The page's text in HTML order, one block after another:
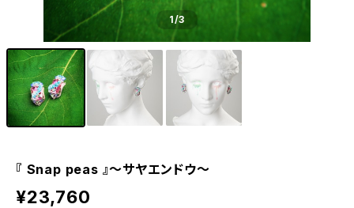
1/3
『 Snap peas 』〜サヤエンドウ〜
¥23,760